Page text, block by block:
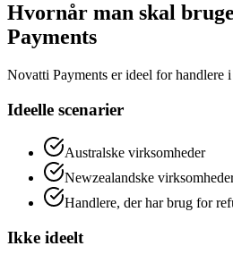
Hvornår man skal
Payments
Novatti Payments er ideel for handlere
Ideelle scenarier
Australske virksomheder
Newzealandske
Handlere, der har brug for
Ikke ideelt